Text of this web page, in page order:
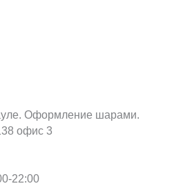
Оформление шарами.
офис 3
22:00